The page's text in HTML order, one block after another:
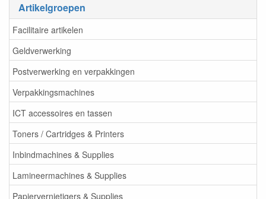
Artikelgroepen
Facilitaire artikelen
Geldverwerking
Postverwerking en verpakkingen
Verpakkingsmachines
ICT accessoires en tassen
Toners / Cartridges & Printers
Inbindmachines & Supplies
Lamineermachines & Supplies
Papiervernietigers & Supplies